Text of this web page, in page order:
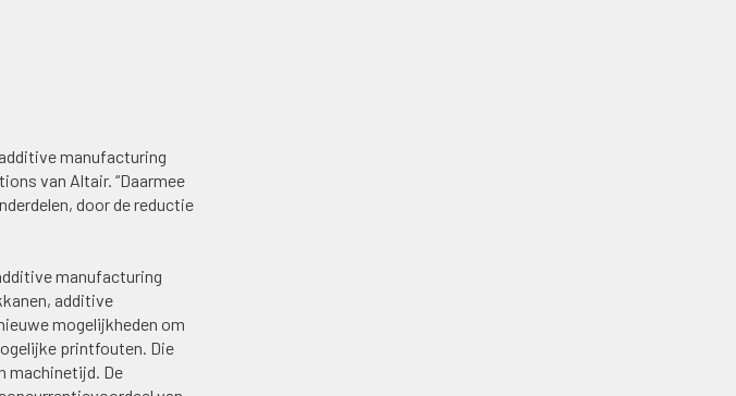
manufacturing
van Altair. “Daarmee
door de reductie
manufacturing
additive
mogelijkheden om
printfouten. Die
machinetijd. De